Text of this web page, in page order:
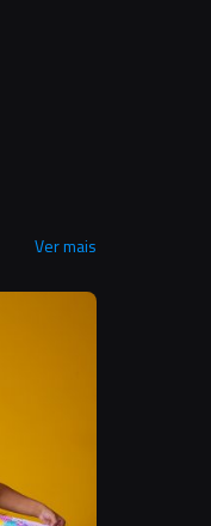
Ver mais